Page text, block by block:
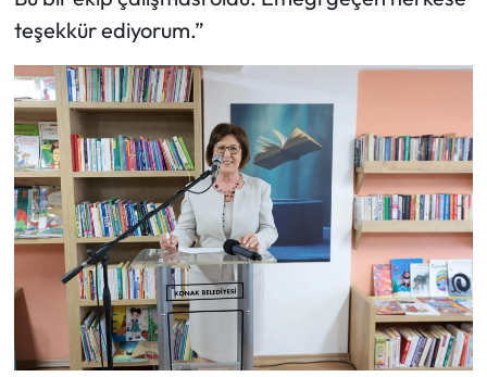
teşekkür ediyorum.”